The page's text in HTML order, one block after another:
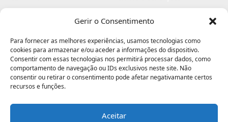
Gerir o Consentimento
Para fornecer as melhores experiências, usamos tecnologias como
cookies para armazenar e/ou aceder a informações do dispositivo.
Consentir com essas tecnologias nos permitirá processar dados, como
comportamento de navegação ou IDs exclusivos neste site. Não
consentir ou retirar o consentimento pode afetar negativamante certos
recursos e funções.
Aceitar
Livro de elogios